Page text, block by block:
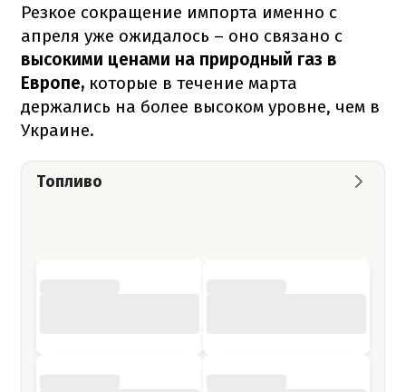
Резкое сокращение импорта именно с
апреля уже ожидалось – оно связано с
высокими ценами на природный газ в
Европе, которые в течение марта
держались на более высоком уровне, чем в
Украине.
Топливо